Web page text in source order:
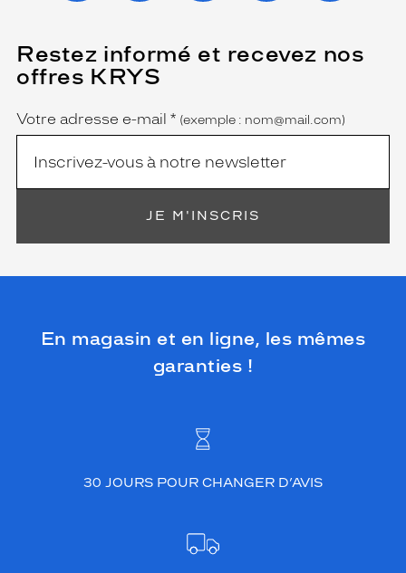
Restez informé et recevez nos
offres KRYS
Name
Votre adresse e-mail *
(Ce
champ
est
obligatoire)
(exemple : nom@mail.com)
JE M'INSCRIS
En magasin et en ligne, les mêmes
garanties !
30 JOURS POUR CHANGER D’AVIS